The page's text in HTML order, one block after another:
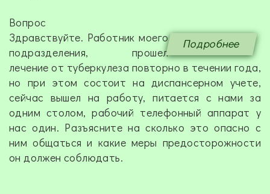
Подробнее
Вопрос
Здравствуйте. Работник моего
подразделения, прошел
лечение от туберкулеза повторно в течении года,
но при этом состоит на диспансерном учете,
сейчас вышел на работу, питается с нами за
одним столом, рабочий телефонный аппарат у
нас один. Разъясните на сколько это опасно с
ним общаться и какие меры предосторожности
он должен соблюдать.